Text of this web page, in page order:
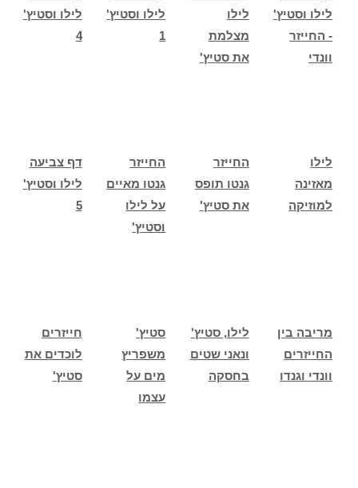
לילו וסטיץ'
4
לילו וסטיץ'
1
לילו
מצלמת
את סטיץ'
לילו וסטיץ'
- החייזר
וונדי
דף צביעה
לילו וסטיץ'
5
החייזר
גנטו מאיים
על לילו
וסטיץ'
החייזר
גנטו תופס
את סטיץ'
לילו
מאזינה
למוזיקה
חייזרים
לוכדים את
סטיץ'
סטיץ'
משפריץ
מים על
עצמו
לילו, סטיץ'
ונאני שטים
בחסקה
מריבה בין
החייזרים
וונדי וגנדו